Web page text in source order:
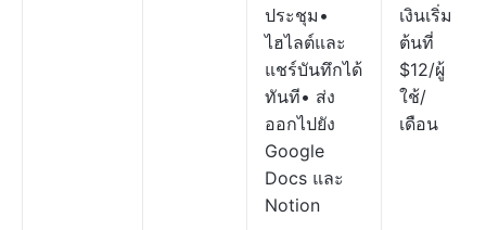
ประชุม•
ไฮไลต์และ
แชร์บันทึกได้
ทันที• ส่ง
ออกไปยัง
Google
Docs และ
Notion
เงินเริ่ม
ต้นที่
$12/ผู้
ใช้/
เดือน